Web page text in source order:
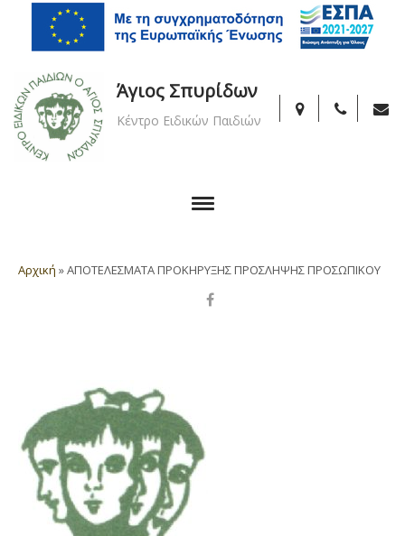
Άγιος Σπυρίδων
Κέντρο Ειδικών Παιδιών
Αρχική »ΑΠΟΤΕΛΕΣΜΑΤΑ ΠΡΟΚΗΡΥΞΗΣ ΠΡΟΣΛΗΨΗΣ ΠΡΟΣΩΠΙΚΟΥ